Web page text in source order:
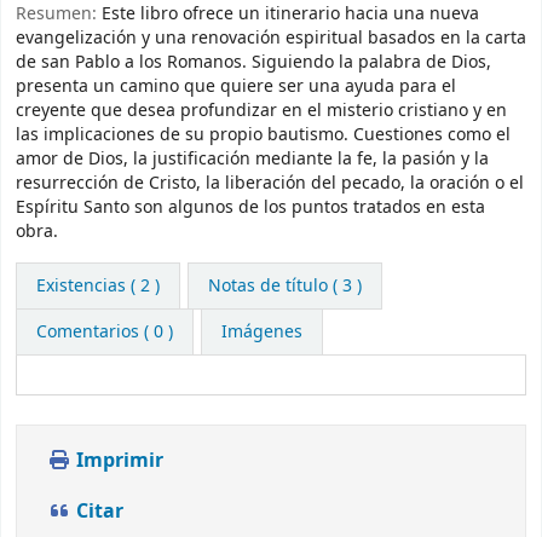
Resumen: Este libro ofrece un itinerario hacia una nueva
evangelización y una renovación espiritual basados en la carta
de san Pablo a los Romanos. Siguiendo la palabra de Dios,
presenta un camino que quiere ser una ayuda para el
creyente que desea profundizar en el misterio cristiano y en
las implicaciones de su propio bautismo. Cuestiones como el
amor de Dios, la justificación mediante la fe, la pasión y la
resurrección de Cristo, la liberación del pecado, la oración o el
Espíritu Santo son algunos de los puntos tratados en esta
obra.
Existencias ( 2 )
Notas de título ( 3 )
Comentarios ( 0 )
Imágenes
Imprimir
Citar